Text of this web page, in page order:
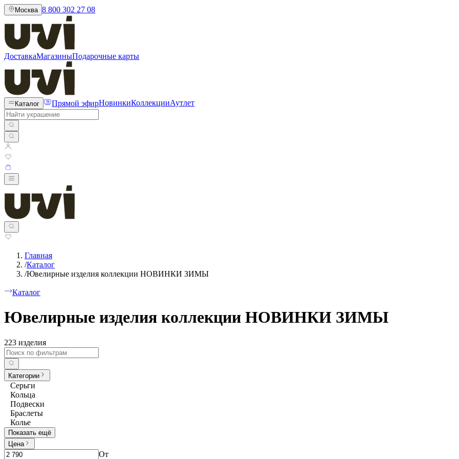
Москва 8 800 302 27 08
ДоставкаМагазиныПодарочные карты
Каталог Прямой эфирНовинкиКоллекцииАутлет
Главная
/Каталог
/Ювелирные изделия коллекции НОВИНКИ ЗИМЫ
Каталог
Ювелирные изделия коллекции НОВИНКИ ЗИМЫ
223 изделия
Категории
Серьги
Кольца
Подвески
Браслеты
Колье
Показать ещё
Цена
От